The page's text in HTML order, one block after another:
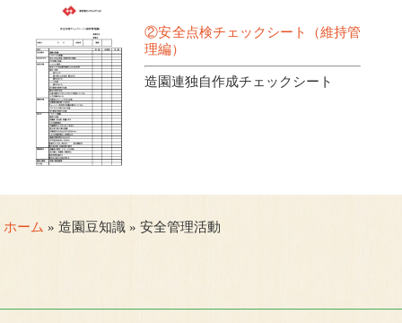
②安全点検チェックシート（維持管
理編）
造園連独自作成チェックシート
ホーム » 造園豆知識 » 安全管理活動